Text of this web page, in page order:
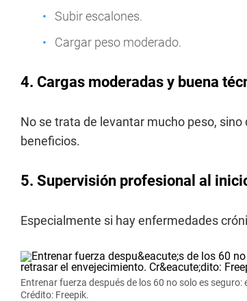
Subir escalones.
Cargar peso moderado.
4. Cargas moderadas y buena
No se trata de levantar mucho peso,
beneficios.
5. Supervisión profesional al
Especialmente si hay enfermedades
Entrenar fuerza después de los 60 no solo es
Crédito: Freepik.